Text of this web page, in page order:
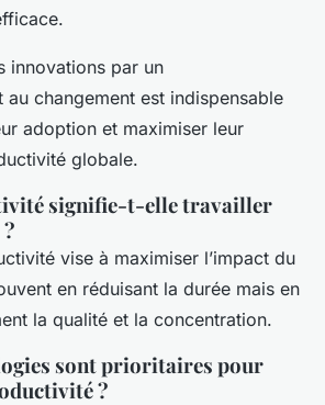
innovations par un
au changement est indispensable
adoption et maximiser leur
globale.
signifie-t-elle travailler
vise à maximiser l’impact du
en réduisant la durée mais en
la qualité et la concentration.
sont prioritaires pour
?